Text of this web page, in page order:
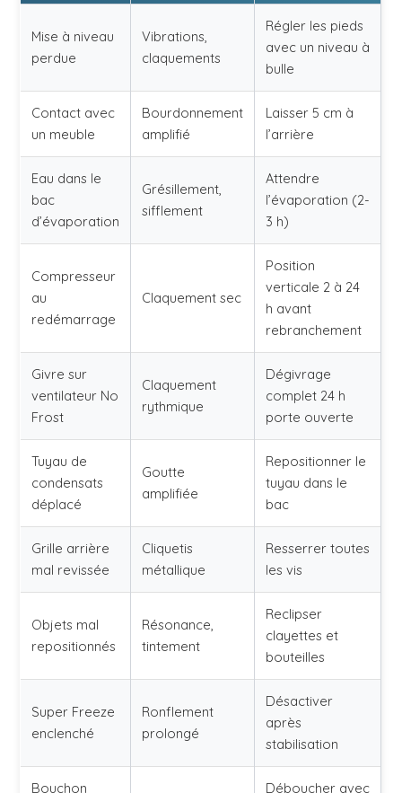
Mise à niveau
perdue
Vibrations,
claquements
Régler les pieds
avec un niveau à
bulle
Contact avec
un meuble
Bourdonnement
amplifié
Laisser 5 cm à
l’arrière
Eau dans le
bac
d’évaporation
Grésillement,
sifflement
Attendre
l’évaporation (2-
3 h)
Compresseur
au
redémarrage
Claquement sec
Position
verticale 2 à 24
h avant
rebranchement
Givre sur
ventilateur No
Frost
Claquement
rythmique
Dégivrage
complet 24 h
porte ouverte
Tuyau de
condensats
déplacé
Goutte
amplifiée
Repositionner le
tuyau dans le
bac
Grille arrière
mal revissée
Cliquetis
métallique
Resserrer toutes
les vis
Objets mal
repositionnés
Résonance,
tintement
Reclipser
clayettes et
bouteilles
Super Freeze
enclenché
Ronflement
prolongé
Désactiver
après
stabilisation
Bouchon Déboucher avec